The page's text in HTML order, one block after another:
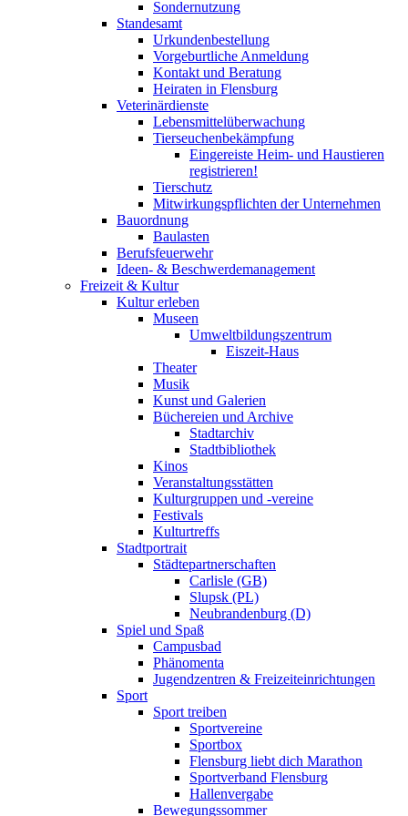
Sondernutzung
Standesamt
Urkundenbestellung
Vorgeburtliche Anmeldung
Kontakt und Beratung
Heiraten in Flensburg
Veterinärdienste
Lebensmittelüberwachung
Tierseuchenbekämpfung
Eingereiste Heim- und Haustieren
registrieren!
Tierschutz
Mitwirkungspflichten der Unternehmen
Bauordnung
Baulasten
Berufsfeuerwehr
Ideen- & Beschwerdemanagement
Freizeit & Kultur
Kultur erleben
Museen
Umweltbildungszentrum
Eiszeit-Haus
Theater
Musik
Kunst und Galerien
Büchereien und Archive
Stadtarchiv
Stadtbibliothek
Kinos
Veranstaltungsstätten
Kulturgruppen und -vereine
Festivals
Kulturtreffs
Stadtportrait
Städtepartnerschaften
Carlisle (GB)
Slupsk (PL)
Neubrandenburg (D)
Spiel und Spaß
Campusbad
Phänomenta
Jugendzentren & Freizeiteinrichtungen
Sport
Sport treiben
Sportvereine
Sportbox
Flensburg liebt dich Marathon
Sportverband Flensburg
Hallenvergabe
Bewegungssommer